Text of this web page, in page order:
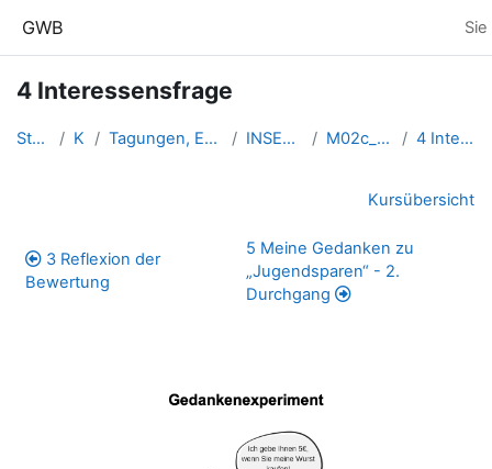
GWB
4 Interessensfrage
Startseite Kurse Tagungen, Events und Arbeitsge... INSERT-Lernkurse M02c_Jugendsparen 4 Interessensfrage
Kursübersicht
3 Reflexion der
Bewertung
5 Meine Gedanken zu
„Jugendsparen“ - 2.
Durchgang